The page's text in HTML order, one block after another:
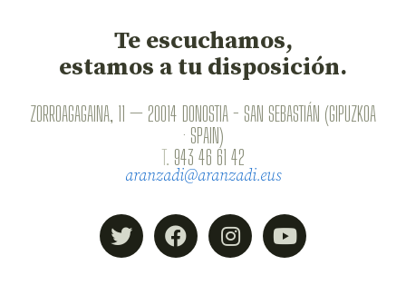
Te escuchamos,
estamos a tu disposición.
ZORROAGAGAINA, 11 — 20014 DONOSTIA - SAN SEBASTIÁN (GIPUZKOA
· SPAIN)
T. 943 46 61 42
aranzadi@aranzadi.eus